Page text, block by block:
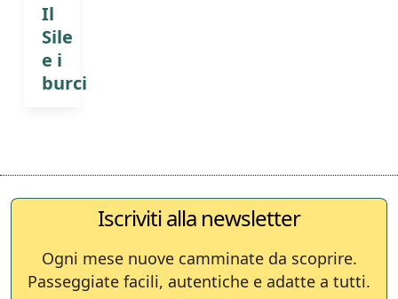
Il
Sile
e i
burci
Iscriviti alla newsletter
Ogni mese nuove camminate da scoprire.
Passeggiate facili, autentiche e adatte a tutti.